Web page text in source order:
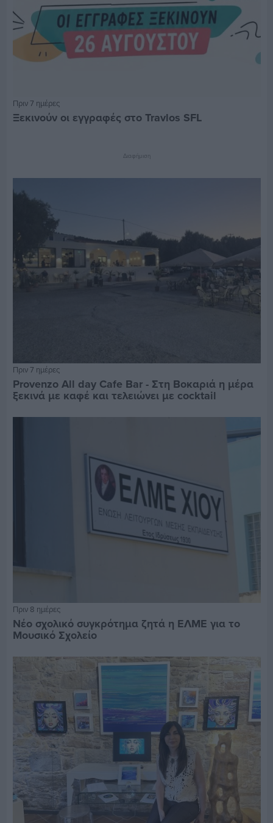
Πριν 7 ημέρες
Ξεκινούν οι εγγραφές στο Travlos SFL
Διαφήμιση
Πριν 7 ημέρες
Provenzo All day Cafe Bar - Στη Βοκαριά η μέρα
ξεκινά με καφέ και τελειώνει με cocktail
Πριν 8 ημέρες
Νέο σχολικό συγκρότημα ζητά η ΕΛΜΕ για το
Μουσικό Σχολείο